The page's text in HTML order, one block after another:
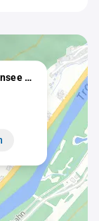
Vordernbergstraße 15, 4802 Ebensee am Traunsee